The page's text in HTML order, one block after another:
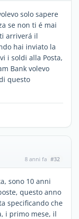
solo sapere
se non ti é mai
arriverá il
hai inviato la
i soldi alla Posta,
Bank volevo
questo
8 anni fa #32
sono 10 anni
questo anno
specificando che
i primo mese, il